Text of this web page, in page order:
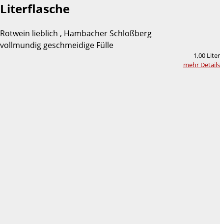
Literflasche
Rotwein lieblich , Hambacher Schloßberg
vollmundig geschmeidige Fülle
1,00 Liter
mehr Details